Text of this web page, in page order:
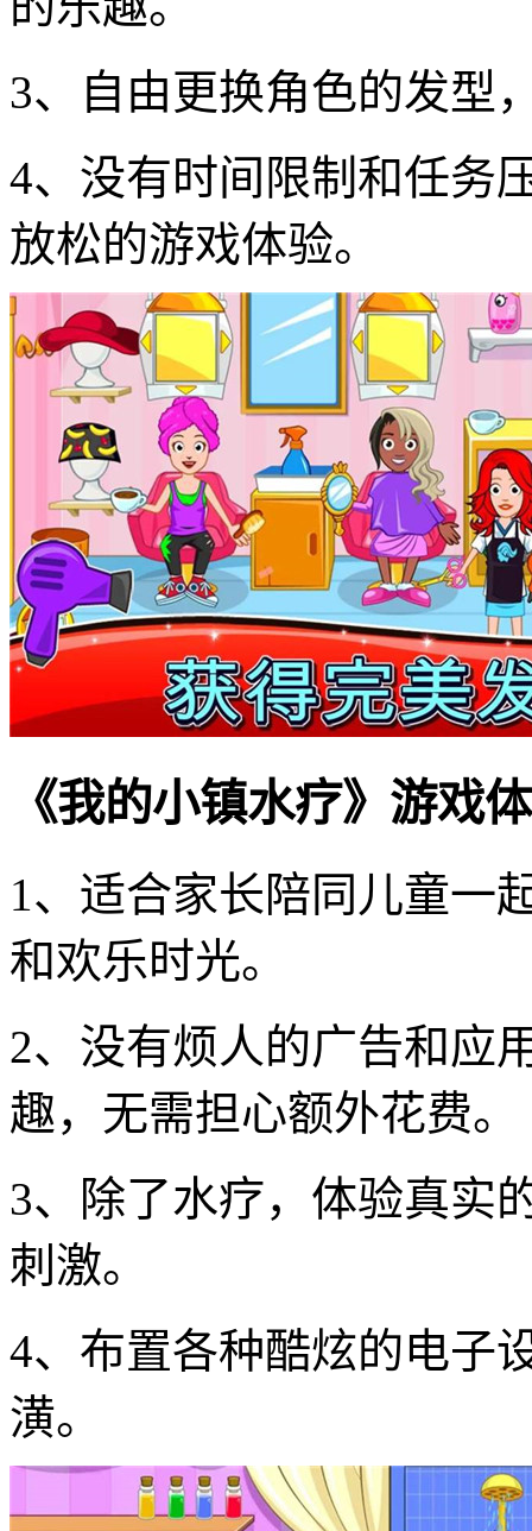
3、自由更换角色的发型
4、没有时间限制和任务
放松的游戏体验。
《我的小镇水疗》游戏
1、适合家长陪同儿童一
和欢乐时光。
2、没有烦人的广告和应
趣，无需担心额外花费。
3、除了水疗，体验真实
刺激。
4、布置各种酷炫的电子
潢。